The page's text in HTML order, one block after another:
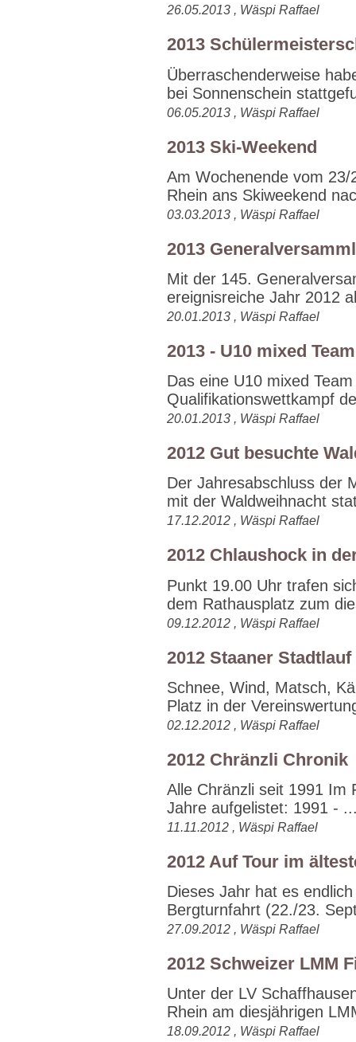
26.05.2013 , Wäspi Raffael
2013
Überraschenderweise
bei Sonnenschein
06.05.2013 , Wäspi Raffael
2013 Ski-Weekend
Am Wochenende vom
Rhein ans Skiweekend
03.03.2013 , Wäspi Raffael
2013
Mit der 145.
ereignisreiche Jahr 2012
20.01.2013 , Wäspi Raffael
2013 - U10 mixed
Das eine U10 mixed
Qualifikationswettkampf
20.01.2013 , Wäspi Raffael
2012 Gut besuchte
Der Jahresabschluss der
mit der Waldweihnacht
17.12.2012 , Wäspi Raffael
2012 Chlaushock in
Punkt 19.00 Uhr trafen
dem Rathausplatz zum
09.12.2012 , Wäspi Raffael
2012 Staaner Stadtlauf
Schnee, Wind, Matsch,
Platz in der
02.12.2012 , Wäspi Raffael
2012 Chränzli Chronik
Alle Chränzli seit 1991 Im
Jahre aufgelistet: 1991 -
11.11.2012 , Wäspi Raffael
2012 Auf Tour im
Dieses Jahr hat es
Bergturnfahrt (22./23.
27.09.2012 , Wäspi Raffael
2012 Schweizer LMM
Unter der LV
Rhein am diesjährigen
18.09.2012 , Wäspi Raffael